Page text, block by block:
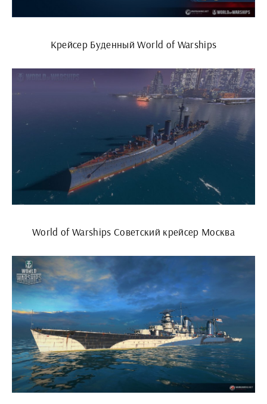
Крейсер Буденный World of Warships
World of Warships Советский крейсер Москва